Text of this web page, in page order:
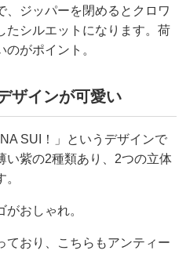
、ジッパーを閉めるとクロワ
たシルエットになります。荷
がポイント。
ザインが可愛い
SUI！」というデザインで
い紫の2種類あり、2つの立体
おしゃれ。
ており、こちらもアンティー